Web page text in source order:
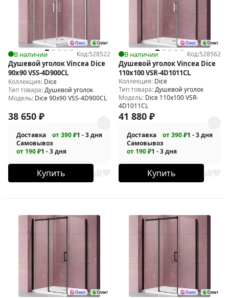
В наличии Код:528522
Душевой уголок Vincea Dice
90x90 VSS-4D900CL
Коллекция: Dice
Тип товара:Душевой уголок
Модель: Dice 90x90 VSS-4D900CL
38 650 ₽
Доставка от 390 ₽1 - 3 дня
Самовывоз
от 190 ₽1 - 3 дня
Купить
В наличии Код:528562
Душевой уголок Vincea Dice
110x100 VSR-4D1011CL
Коллекция: Dice
Тип товара:Душевой уголок
Модель: Dice 110x100 VSR-
4D1011CL
41 880 ₽
Доставка от 390 ₽1 - 3 дня
Самовывоз
от 190 ₽1 - 3 дня
Купить